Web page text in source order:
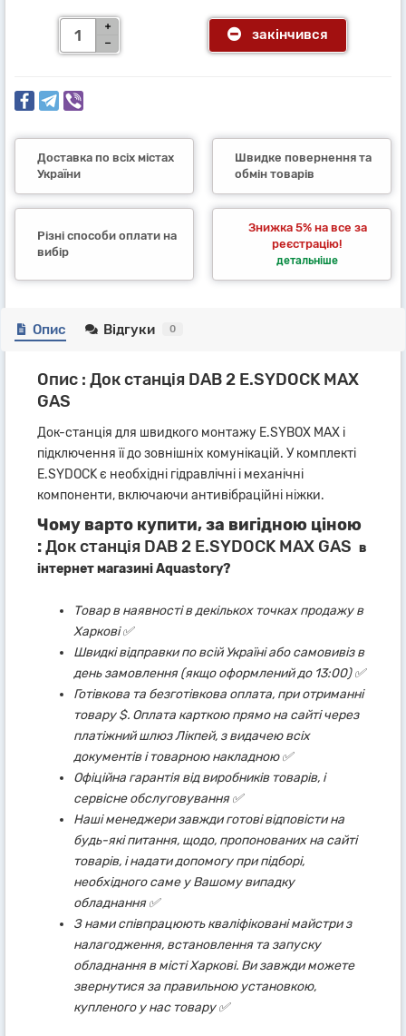
закінчився
Доставка по всіх містах
України
Швидке повернення та
обмін товарів
Різні способи оплати на
вибір
Знижка 5% на все за
реєстрацію!
детальніше
Опис Відгуки 0
Опис : Док станція DAB 2 E.SYDOCK MAX
GAS
Док-станція для швидкого монтажу E.SYBOX MAX і
підключення її до зовнішніх комунікацій. У комплекті
E.SYDOCK є необхідні гідравлічні і механічні
компоненти, включаючи антивібраційні ніжки.
Чому варто купити, за вигідною ціною
:Док станція DAB 2 E.SYDOCK MAX GAS в
інтернет магазині Aquastory?
Товар в наявності в декількох точках продажу в
Харкові ✅
Швидкі відправки по всій Україні або самовивіз в
день замовлення (якщо оформлений до 13:00) ✅
Готівкова та безготівкова оплата, при отриманні
товару $. Оплата карткою прямо на сайті через
платіжний шлюз Лікпей, з видачею всіх
документів і товарною накладною ✅
Офіційна гарантія від виробників товарів, і
сервісне обслуговування ✅
Наші менеджери завжди готові відповісти на
будь-які питання, щодо, пропонованих на сайті
товарів, і надати допомогу при підборі,
необхідного саме у Вашому випадку
обладнання ✅
З нами співпрацюють кваліфіковані майстри з
налагодження, встановлення та запуску
обладнання в місті Харкові. Ви завжди можете
звернутися за правильною установкою,
купленого у нас товару ✅